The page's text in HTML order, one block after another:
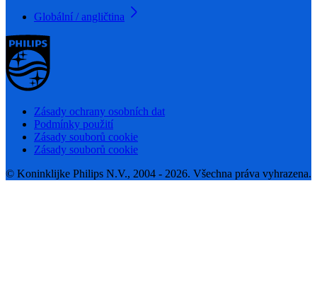
Globální / angličtina
Zásady ochrany osobních dat
Podmínky použití
Zásady souborů cookie
Zásady souborů cookie
© Koninklijke Philips N.V., 2004 - 2026. Všechna práva vyhrazena.